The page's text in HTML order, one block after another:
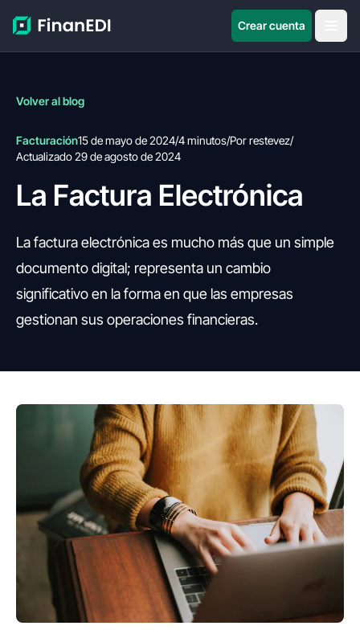
Crear cuenta
Volver al blog
Facturación15 de mayo de 2024/4 minutos/Por restevez/
Actualizado 29 de agosto de 2024
La Factura Electrónica
La factura electrónica es mucho más que un simple
documento digital; representa un cambio
significativo en la forma en que las empresas
gestionan sus operaciones financieras.